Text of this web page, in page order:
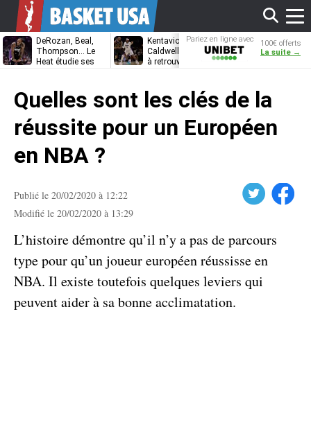
DeRozan, Beal,
Thompson… Le
Heat étudie ses
Kentavious
Caldwell-Pope prêt
à retrouver LeBron
Jonathan
Kuminga, le
Pariez en ligne avec
Unibet
100€ offerts
La suite →
Quelles sont les clés de la
réussite pour un Européen
en NBA ?
Publié le 20/02/2020 à 12:22
Modifié le 20/02/2020 à 13:29
Facebook
L’histoire démontre qu’il n’y a pas de parcours
type pour qu’un joueur européen réussisse en
NBA. Il existe toutefois quelques leviers qui
peuvent aider à sa bonne acclimatation.